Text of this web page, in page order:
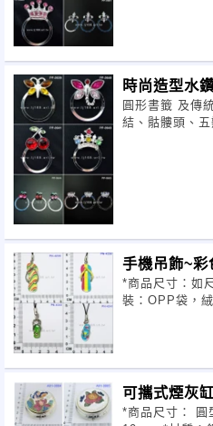
時尚造型水
圓形書籤 及傳統書籤
結、骷髏頭、五
手機吊飾~彩
*商品尺寸：如尺規圖所示
裝：OPP袋，
可攜式煙灰
*商品尺寸： 圓型51.5mm 方型 長38mm x 寬